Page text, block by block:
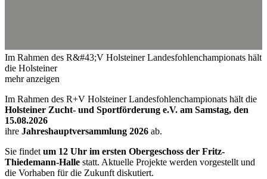
Im Rahmen des R&#43;V Holsteiner Landesfohlenchampionats hält
die Holsteiner
mehr anzeigen
Im Rahmen des R+V Holsteiner Landesfohlenchampionats hält die
Holsteiner Zucht- und Sportförderung e.V. am Samstag, den
15.08.2026
ihre Jahreshauptversammlung 2026 ab.
Sie findet um 12 Uhr im ersten Obergeschoss der Fritz-
Thiedemann-Halle statt. Aktuelle Projekte werden vorgestellt und
die Vorhaben für die Zukunft diskutiert.